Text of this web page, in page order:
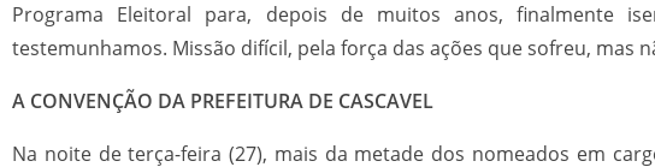
Programa Eleitoral para, depois de muitos anos, finalmente
testemunhamos. Missão difícil, pela força das ações que sofreu, mas
A CONVENÇÃO DA PREFEITURA DE CASCAVEL
Na noite de terça-feira (27), mais da metade dos nomeados em